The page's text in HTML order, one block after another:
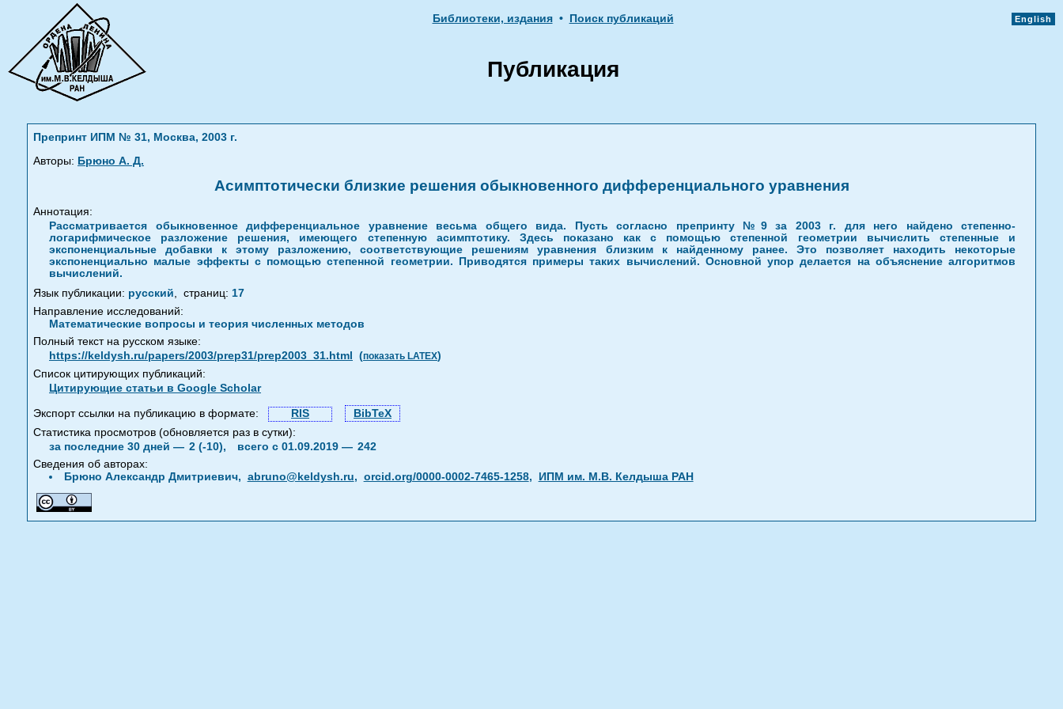
Библиотеки, издания • Поиск публикаций English
Публикация
Препринт ИПМ № 31, Москва, 2003 г.
Авторы: Брюно А. Д.
Асимптотически близкие решения обыкновенного дифференциального уравнения
Аннотация:
Рассматривается обыкновенное дифференциальное уравнение весьма общего вида. Пусть согласно препринту №9 за 2003 г. для него найдено степенно-
логарифмическое разложение решения, имеющего степенную асимптотику. Здесь показано как с помощью степенной геометрии вычислить степенные и
экспоненциальные добавки к этому разложению, соответствующие решениям уравнения близким к найденному ранее. Это позволяет находить некоторые
экспоненциально малые эффекты с помощью степенной геометрии. Приводятся примеры таких вычислений. Основной упор делается на объяснение алгоритмов
вычислений.
Язык публикации: русский, страниц: 17
Направление исследований:
Математические вопросы и теория численных методов
Полный текст на русском языке:
https://keldysh.ru/papers/2003/prep31/prep2003_31.html
(показать LATEX)
Список цитирующих публикаций:
Цитирующие статьи в Google Scholar
Экспорт ссылки на публикацию в формате: RIS
BibTeX
Статистика просмотров (обновляется раз в сутки):
за последние 30 дней — 2 (-10), всего с 01.09.2019 — 242
Сведения об авторах:
Брюно Александр Дмитриевич, abruno@keldysh.ru, orcid.org/0000-0002-7465-1258, ИПМ им. М.В. Келдыша РАН